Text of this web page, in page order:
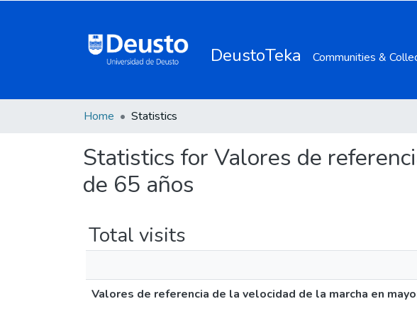
DeustoTeka Communities &
Home Statistics
Statistics for Valores de
de 65 años
Total visits
Valores de referencia de la velocidad de la marcha en